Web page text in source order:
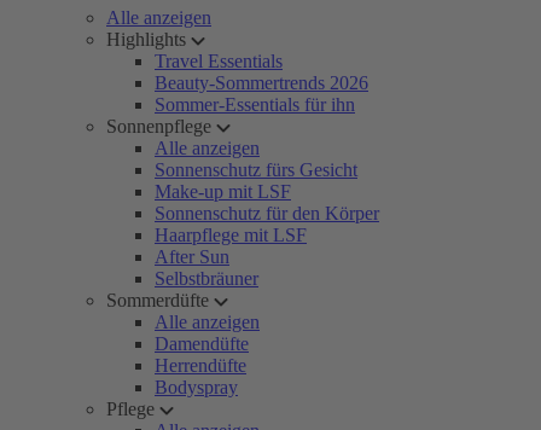
Alle anzeigen
Highlights
Travel Essentials
Beauty-Sommertrends 2026
Sommer-Essentials für ihn
Sonnenpflege
Alle anzeigen
Sonnenschutz fürs Gesicht
Make-up mit LSF
Sonnenschutz für den Körper
Haarpflege mit LSF
After Sun
Selbstbräuner
Sommerdüfte
Alle anzeigen
Damendüfte
Herrendüfte
Bodyspray
Pflege